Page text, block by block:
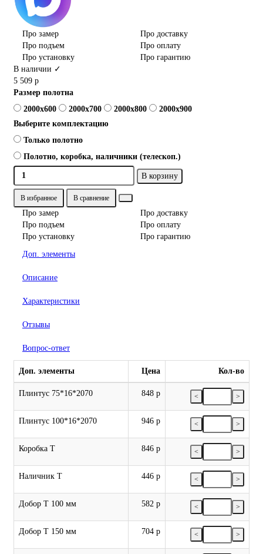
Про замер
Про доставку
Про подъем
Про оплату
Про установку
Про гарантию
В наличии ✓
5 509 р
Размер полотна
2000x600
2000x700 2000x800
2000x900
Выберите комплектацию
Только полотно
Полотно, коробка, наличники (телескоп.)
В корзину
В избранное В сравнение
Про замер
Про доставку
Про подъем
Про оплату
Про установку
Про гарантию
Доп. элементы
Описание
Характеристики
Отзывы
Вопрос-ответ
Доп. элементы Цена Кол-во
Плинтус 75*16*2070 848 р < >
Плинтус 100*16*2070 946 р < >
Коробка Т 846 р < >
Наличник Т 446 р < >
Добор Т 100 мм 582 р < >
Добор Т 150 мм 704 р < >